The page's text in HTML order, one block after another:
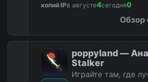
копий IPв августе4сегодня0
Обзор
poppyland —
Stalker
Играйте там, где